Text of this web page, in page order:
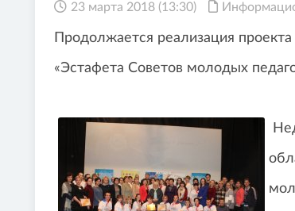
23 марта 2018 (13:30)
Продолжается реализация
«Эстафета Советов молодых